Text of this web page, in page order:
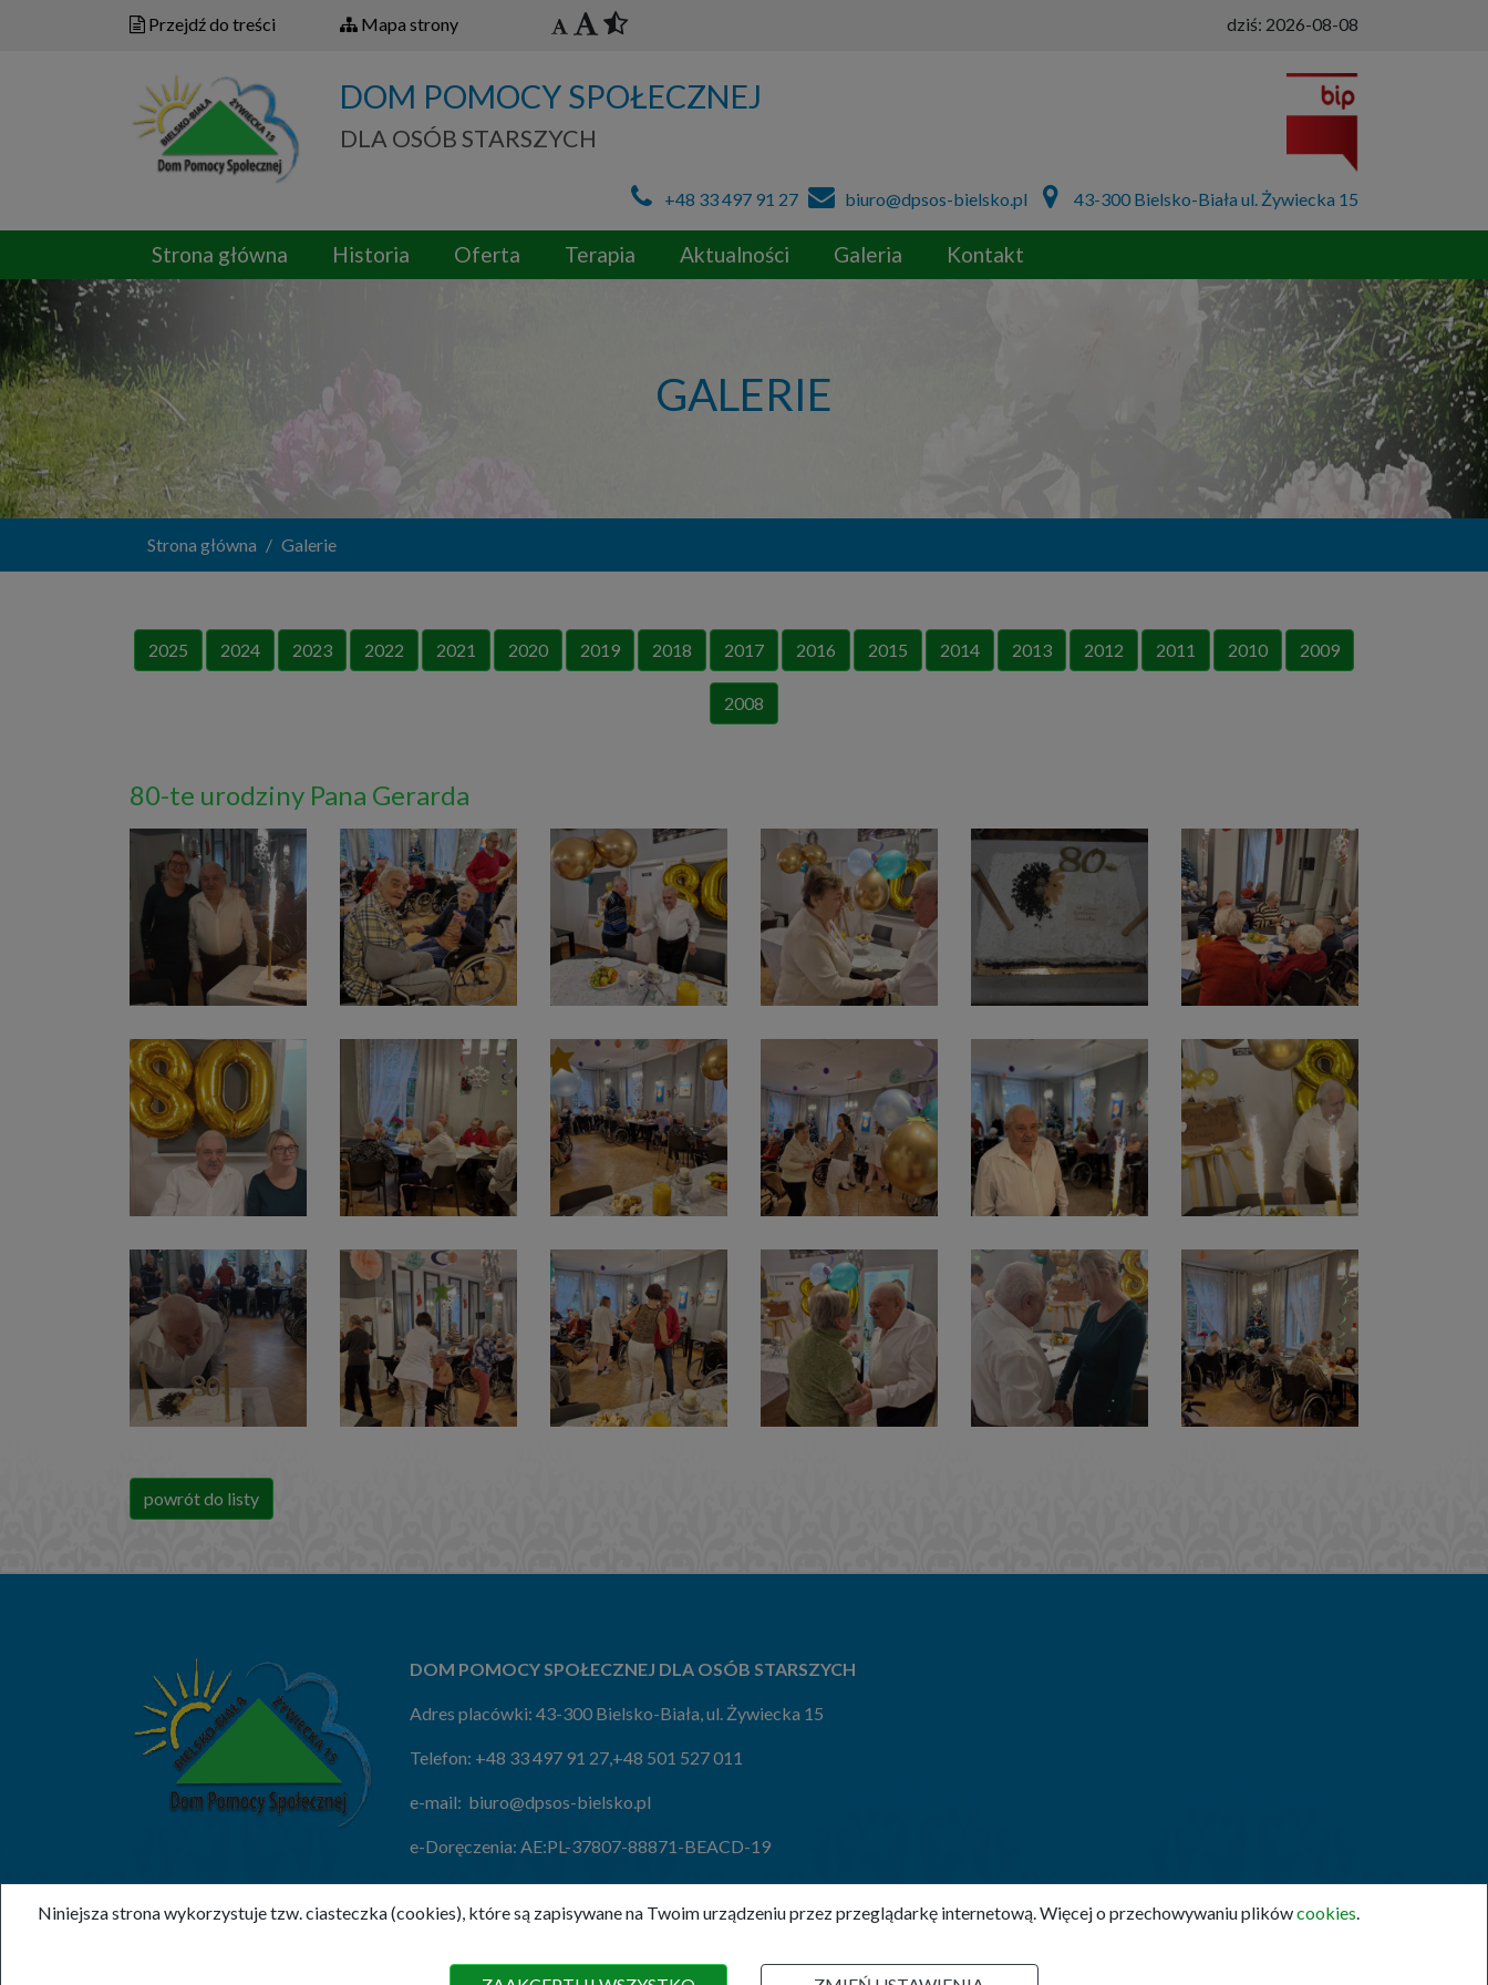
Niniejsza strona wykorzystuje tzw. ciasteczka (cookies), które są zapisywane na Twoim urządzeniu przez przeglądarkę internetową. Więcej o przechowywaniu plikówcookies.
Przejdź do treści Mapa strony dziś: 2026-08-08
DOM POMOCY SPOŁECZNEJ
DLA OSÓB STARSZYCH
+48 33 497 91 27 biuro@dpsos-bielsko.pl 43-300 Bielsko-Biała ul. Żywiecka 15
Strona główna Historia Oferta Terapia Aktualności Galeria Kontakt
GALERIE
Strona główna Galerie
2025 2024 2023 2022 2021 2020 2019 2018 2017 2016 2015 2014 2013 2012 2011 2010 2009
2008
80-te urodziny Pana Gerarda
powrót do listy
DOM POMOCY SPOŁECZNEJ DLA OSÓB STARSZYCH
Adres placówki: 43-300 Bielsko-Biała, ul. Żywiecka 15
Telefon: +48 33 497 91 27,+48 501 527 011
e-mail: biuro@dpsos-bielsko.pl
e-Doręczenia: AE:PL-37807-88871-BEACD-19